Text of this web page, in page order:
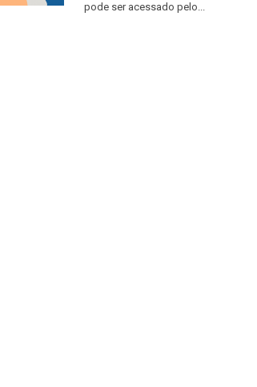
pode ser acessado pelo...